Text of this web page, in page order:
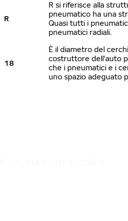
R
R si riferisce alla
pneumatico ha una
Quasi tutti i
pneumatici radiali.
18
È il diametro del
costruttore dell'auto
che i pneumatici e i
uno spazio adeguato